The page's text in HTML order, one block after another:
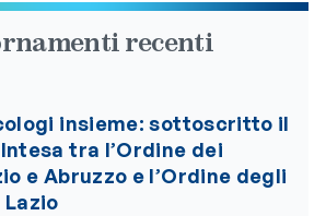
recenti
insieme: sottoscritto il
tra l’Ordine dei
e Abruzzo e l’Ordine degli